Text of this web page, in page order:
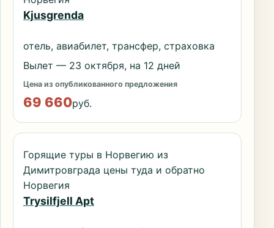
Kjusgrenda
отель, авиабилет, трансфер, страховка
Вылет — 23 октября, на 12 дней
Цена из опубликованного предложения
69 660руб.
Горящие туры в Норвегию из
Димитровграда цены туда и обратно
Норвегия
Trysilfjell Apt